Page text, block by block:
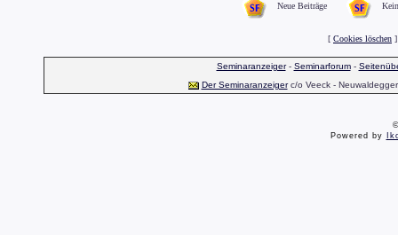
Neue Beiträge
[ Cookies löschen
Seminaranzeiger- Seminarforum-
Der Seminaranzeigerc/o Veeck -
Powered by